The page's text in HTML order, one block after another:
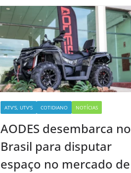
ATV'S, UTV'S COTIDIANO NOTÍCIAS
AODES desembarca no
Brasil para disputar
espaço no mercado de